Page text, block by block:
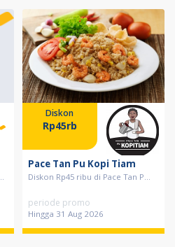
Diskon
Rp45rb
Pace Tan Pu Kopi Tiam
Diskon Rp45 ribu di Pace Tan P...
periode promo
Hingga 31 Aug 2026